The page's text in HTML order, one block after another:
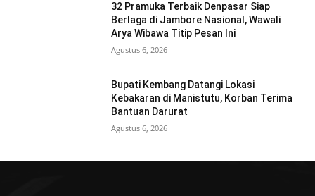
32 Pramuka Terbaik Denpasar Siap
Berlaga di Jambore Nasional, Wawali
Arya Wibawa Titip Pesan Ini
Agustus 6, 2026
Bupati Kembang Datangi Lokasi
Kebakaran di Manistutu, Korban Terima
Bantuan Darurat
Agustus 6, 2026